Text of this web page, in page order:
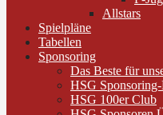
Allstars
Spielpläne
Tabellen
Sponsoring
Das Beste für
HSG
HSG 100er Club